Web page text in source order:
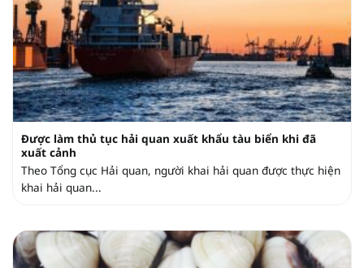
Được làm thủ tục hải quan xuất khẩu tàu biển khi đã
xuất cảnh
Theo Tổng cục Hải quan, người khai hải quan được thực hiện
khai hải quan...